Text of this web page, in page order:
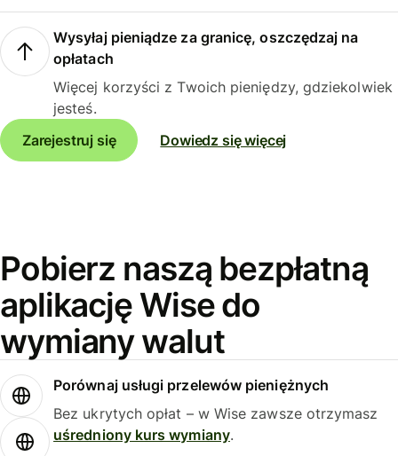
Wysyłaj pieniądze za granicę, oszczędzaj na
opłatach
Więcej korzyści z Twoich pieniędzy, gdziekolwiek
jesteś.
Zarejestruj się
Dowiedz się więcej
Pobierz naszą bezpłatną
aplikację Wise do
wymiany walut
Porównaj usługi przelewów pieniężnych
Bez ukrytych opłat – w Wise zawsze otrzymasz
uśredniony kurs wymiany.